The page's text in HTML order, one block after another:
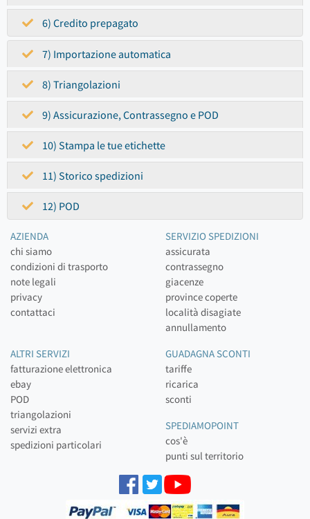
6) Credito prepagato
7) Importazione automatica
8) Triangolazioni
9) Assicurazione, Contrassegno e POD
10) Stampa le tue etichette
11) Storico spedizioni
12) POD
AZIENDA
chi siamo
condizioni di trasporto
note legali
privacy
contattaci
SERVIZIO SPEDIZIONI
assicurata
contrassegno
giacenze
province coperte
località disagiate
annullamento
ALTRI SERVIZI
fatturazione elettronica
ebay
POD
triangolazioni
servizi extra
spedizioni particolari
GUADAGNA SCONTI
tariffe
ricarica
sconti
SPEDIAMOPOINT
cos'è
punti sul territorio